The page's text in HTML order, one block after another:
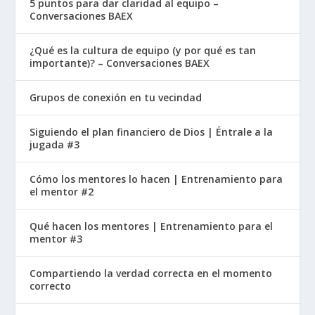
César Augusto (63 a. C. – 14 d. C.)
Cayo Octavio, posteriormente conocido como
César Augusto, era sobrino nieto e hijo
adoptivo de Julio César. Tras el asesinato de
César, Octavio se alió con Marco Antonio y
Lépido (el Segundo Triunvirato) para derrotar a
En el año 31 a. C., Octavio había derrotado a
Antonio y Cleopatra, convirtiéndose en el
gobernante indiscutible de Roma. En el año 27 a.
que significa “exaltado”, marcando el inicio
formal del Imperio romano. Augusto no era sólo
una figura política: era retratado como un
5 puntos para dar claridad al equipo –
Conversaciones BAEX
¿Qué es la cultura de equipo (y por qué es tan
importante)? – Conversaciones BAEX
Grupos de conexión en tu vecindad
Siguiendo el plan financiero de Dios | Éntrale a la
jugada #3
Cómo los mentores lo hacen | Entrenamiento para
el mentor #2
Qué hacen los mentores | Entrenamiento para el
mentor #3
Compartiendo la verdad correcta en el momento
correcto